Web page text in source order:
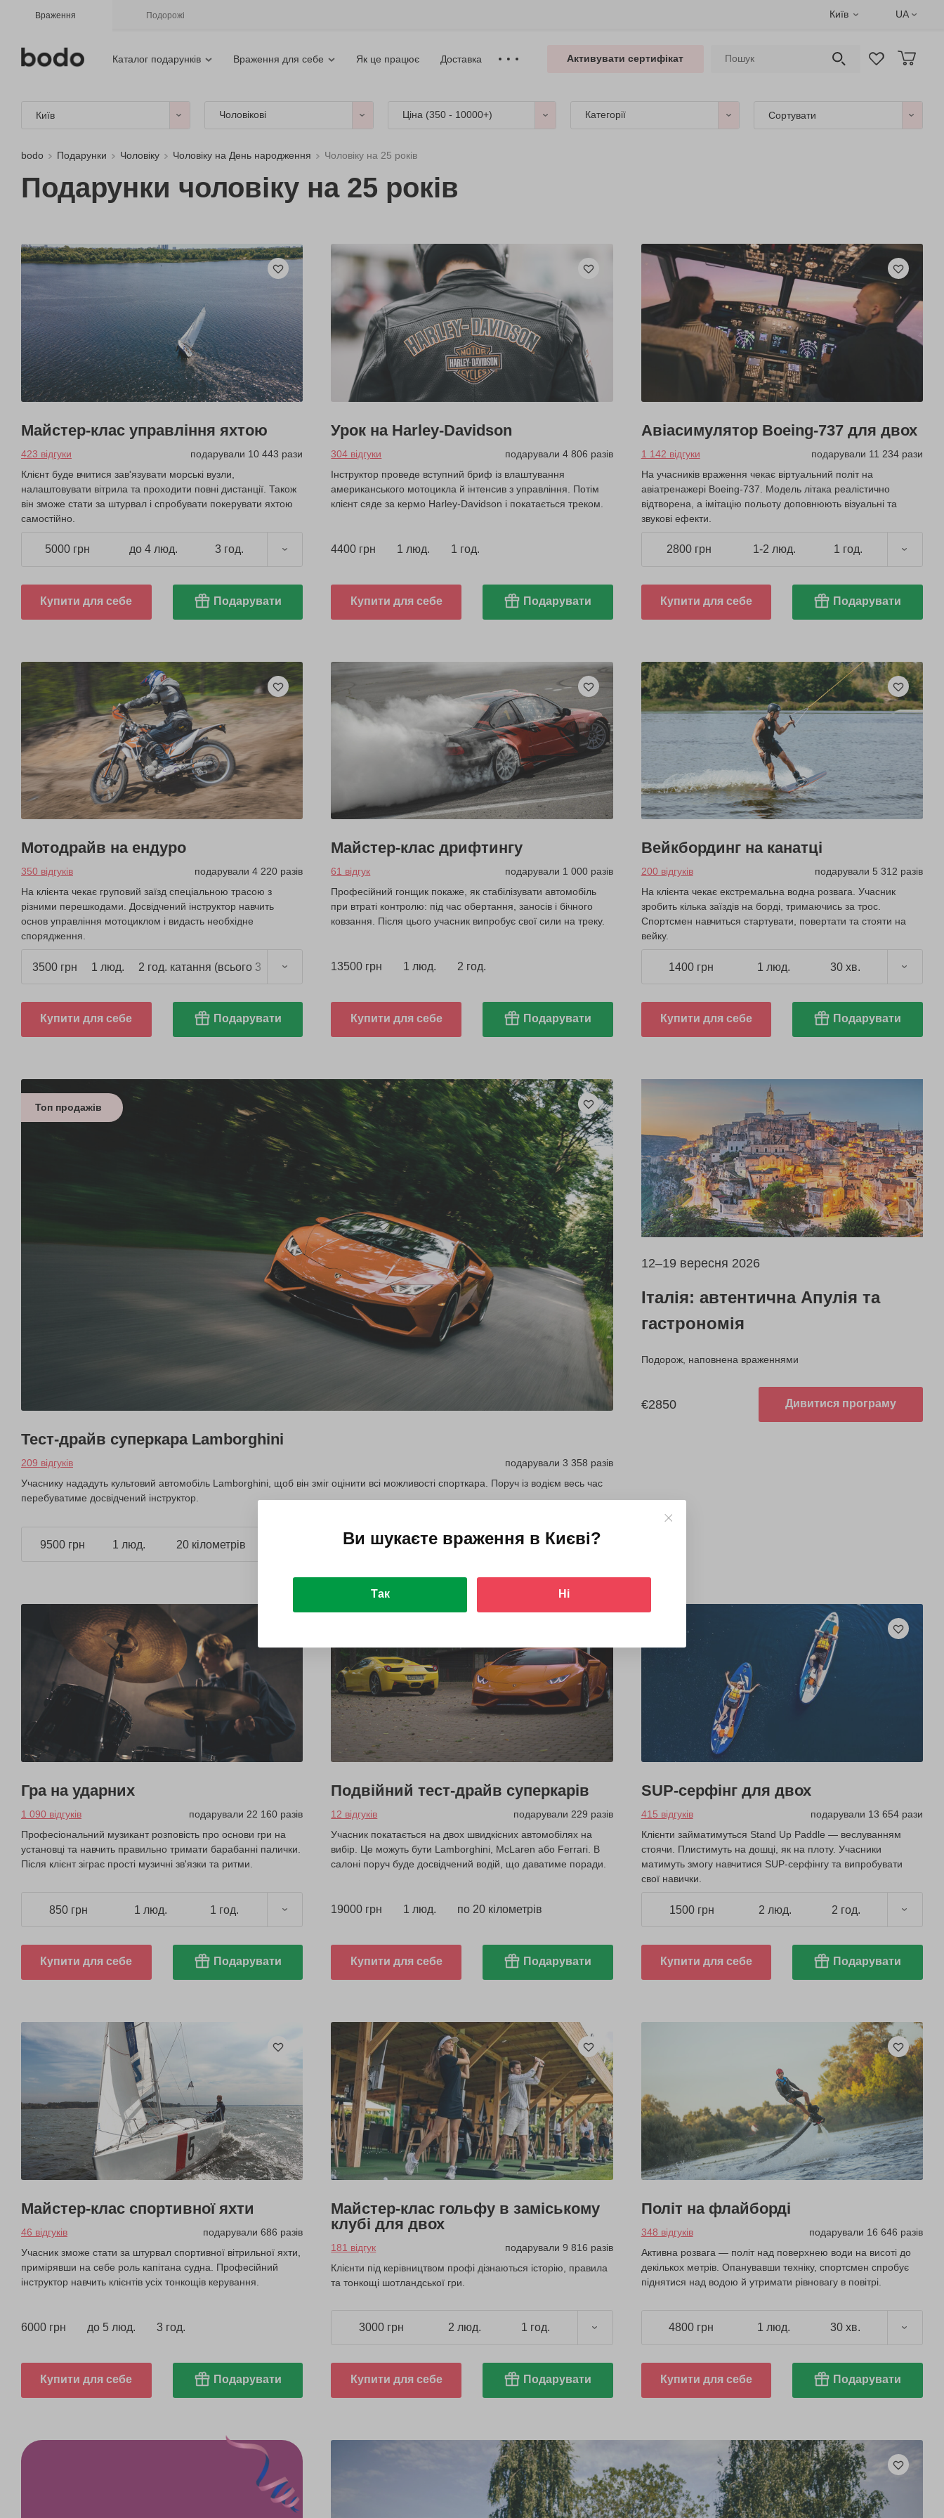
Враження Подорожі Київ UA
Каталог подарунків Враження для себе Як це працює Доставка Активувати сертифікат
Київ Чоловікові Ціна (350 - 10000+) Категорії Сортувати
bodo Подарунки Чоловіку Чоловіку на День народження Чоловіку на 25 років
Подарунки чоловіку на 25 років
Майстер-клас управління яхтою
423 відгуки
подарували 10 443 рази
Клієнт буде вчитися зав'язувати морські вузли,
налаштовувати вітрила та проходити повні дистанції. Також
він зможе стати за штурвал і спробувати покерувати яхтою
самостійно.
5000 грн до 4 люд. 3 год.
Купити для себе Подарувати
Урок на Harley-Davidson
304 відгуки
подарували 4 806 разів
Інструктор проведе вступний бриф із влаштування
американського мотоцикла й інтенсив з управління. Потім
клієнт сяде за кермо Harley-Davidson і покатається треком.
4400 грн 1 люд. 1 год.
Купити для себе Подарувати
Авіасимулятор Boeing-737 для двох
1 142 відгуки
подарували 11 234 рази
На учасників враження чекає віртуальний політ на
авіатренажері Boeing-737. Модель літака реалістично
відтворена, а імітацію польоту доповнюють візуальні та
звукові ефекти.
2800 грн 1-2 люд. 1 год.
Купити для себе Подарувати
Мотодрайв на ендуро
350 відгуків
подарували 4 220 разів
На клієнта чекає груповий заїзд спеціальною трасою з
різними перешкодами. Досвідчений інструктор навчить
основ управління мотоциклом і видасть необхідне
спорядження.
3500 грн 1 люд. 2 год. катання (всього 3 год.)
Купити для себе Подарувати
Майстер-клас дрифтингу
61 відгук
подарували 1 000 разів
Професійний гонщик покаже, як стабілізувати автомобіль
при втраті контролю: під час обертання, заносів і бічного
ковзання. Після цього учасник випробує свої сили на треку.
13500 грн 1 люд. 2 год.
Купити для себе Подарувати
Вейкбординг на канатці
200 відгуків
подарували 5 312 разів
На клієнта чекає екстремальна водна розвага. Учасник
зробить кілька заїздів на борді, тримаючись за трос.
Спортсмен навчиться стартувати, повертати та стояти на
вейку.
1400 грн 1 люд. 30 хв.
Купити для себе Подарувати
Топ продажів
Тест-драйв суперкара Lamborghini
209 відгуків
подарували 3 358 разів
Учаснику нададуть культовий автомобіль Lamborghini, щоб він зміг оцінити всі можливості спорткара. Поруч із водієм весь час
перебуватиме досвідчений інструктор.
9500 грн 1 люд. 20 кілометрів Купити для себе Подарувати
12–19 вересня 2026
Італія: автентична Апулія та
гастрономія
Подорож, наповнена враженнями
€2850 Дивитися програму
Гра на ударних
1 090 відгуків
подарували 22 160 разів
Професіональний музикант розповість про основи гри на
установці та навчить правильно тримати барабанні палички.
Після клієнт зіграє прості музичні зв'язки та ритми.
850 грн 1 люд. 1 год.
Купити для себе Подарувати
Подвійний тест-драйв суперкарів
12 відгуків
подарували 229 разів
Учасник покатається на двох швидкісних автомобілях на
вибір. Це можуть бути Lamborghini, McLaren або Ferrari. В
салоні поруч буде досвідчений водій, що даватиме поради.
19000 грн 1 люд. по 20 кілометрів
Купити для себе Подарувати
SUP-серфінг для двох
415 відгуків
подарували 13 654 рази
Клієнти займатимуться Stand Up Paddle — веслуванням
стоячи. Плистимуть на дошці, як на плоту. Учасники
матимуть змогу навчитися SUP-серфінгу та випробувати
свої навички.
1500 грн 2 люд. 2 год.
Купити для себе Подарувати
Майстер-клас спортивної яхти
46 відгуків
подарували 686 разів
Учасник зможе стати за штурвал спортивної вітрильної яхти,
примірявши на себе роль капітана судна. Професійний
інструктор навчить клієнтів усіх тонкощів керування.
6000 грн до 5 люд. 3 год.
Купити для себе Подарувати
Майстер-клас гольфу в заміському
клубі для двох
181 відгук
подарували 9 816 разів
Клієнти під керівництвом профі дізнаються історію, правила
та тонкощі шотландської гри.
3000 грн 2 люд. 1 год.
Купити для себе Подарувати
Політ на флайборді
348 відгуків
подарували 16 646 разів
Активна розвага — політ над поверхнею води на висоті до
декількох метрів. Опанувавши техніку, спортсмен спробує
піднятися над водою й утримати рівновагу в повітрі.
4800 грн 1 люд. 30 хв.
Купити для себе Подарувати
Ви шукаєте враження в Києві?
Так Ні